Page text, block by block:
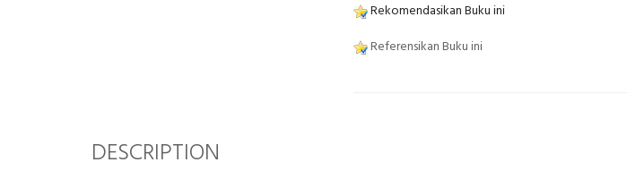
Rekomendasikan Buku ini
Referensikan Buku ini
DESCRIPTION